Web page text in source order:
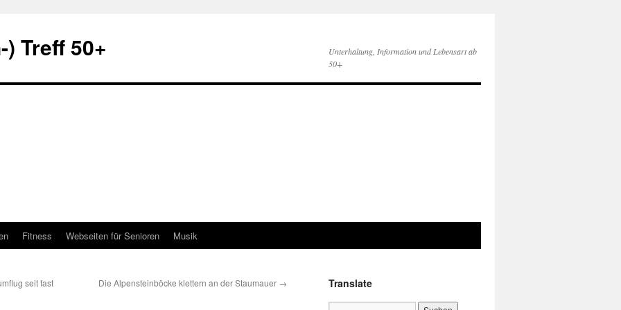
Treff 50+
Unterhaltung, Information und Lebensart ab
50+
Fitness Webseiten für Senioren Musik
seit fast
Die Alpensteinböcke klettern an der Staumauer → Translate